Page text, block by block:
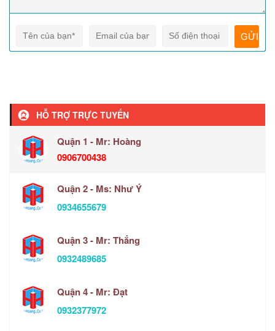
HỖ TRỢ TRỰC TUYẾN
Quận 1 - Mr: Hoàng
0906700438
Quận 2 - Ms: Như Ý
0934655679
Quận 3 - Mr: Thắng
0932489685
Quận 4 - Mr: Đạt
0932377972